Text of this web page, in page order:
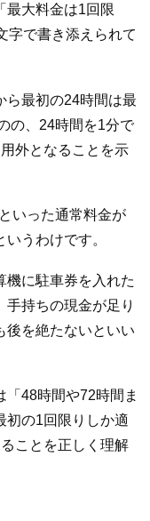
最大料金は1回限
字で書き添えられて
ら最初の24時間は最
の、24時間を1分で
外となることを示
いった通常料金が
うわけです。
機に駐車券を入れた
持ちの現金が足り
後を絶たないといい
48時間や72時間ま
初の1回限りしか適
ことを正しく理解